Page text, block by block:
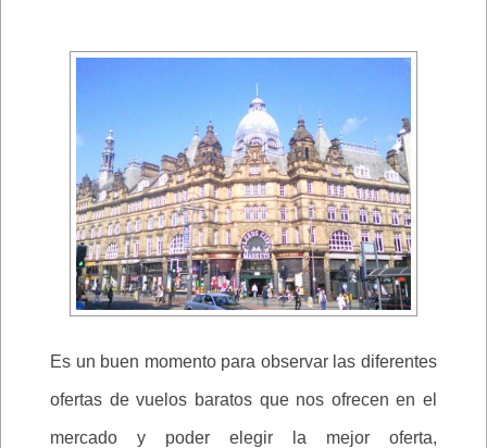
Es un buen momento para observar las diferentes
ofertas de vuelos baratos que nos ofrecen en el
mercado y poder elegir la mejor oferta,